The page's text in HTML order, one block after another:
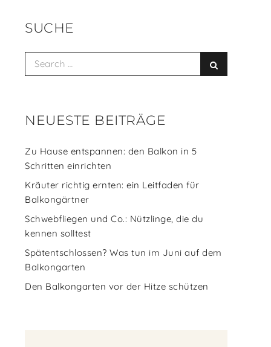
SUCHE
Search
NEUESTE BEITRÄGE
Zu Hause entspannen: den Balkon in 5
Schritten einrichten
Kräuter richtig ernten: ein Leitfaden für
Balkongärtner
Schwebfliegen und Co.: Nützlinge, die du
kennen solltest
Spätentschlossen? Was tun im Juni auf dem
Balkongarten
Den Balkongarten vor der Hitze schützen